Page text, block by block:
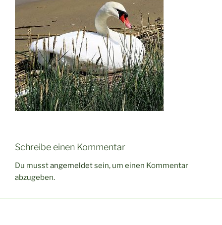
Schreibe einen Kommentar
Du musstangemeldetsein, um einen Kommentar
abzugeben.